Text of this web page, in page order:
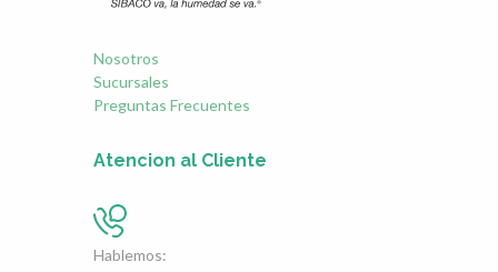
Nosotros
Sucursales
Preguntas Frecuentes
Atencion al Cliente
Hablemos: